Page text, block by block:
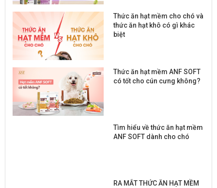
Thức ăn hạt mềm cho chó và
thức ăn hạt khô có gì khác
biệt
Thức ăn hạt mềm ANF SOFT
có tốt cho cún cưng không?
Tìm hiểu về thức ăn hạt mềm
ANF SOFT dành cho chó
RA MẮT THỨC ĂN HẠT MỀM